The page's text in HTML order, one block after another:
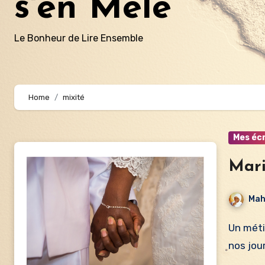
s'en Mêle
Le Bonheur de Lire Ensemble
Home mixité
Mes
Un métissage non assumé Qu’est-ce qu’un métissage de
nos